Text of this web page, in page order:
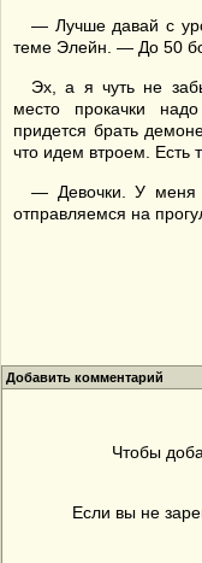
— Лучше давай с
теме Элейн. — До 50
Эх, а я чуть не
место прокачки
придется брать
что идем втроем. Есть
— Девочки. У меня
отправляемся на
Добавить комментарий
Чтобы
Если вы не